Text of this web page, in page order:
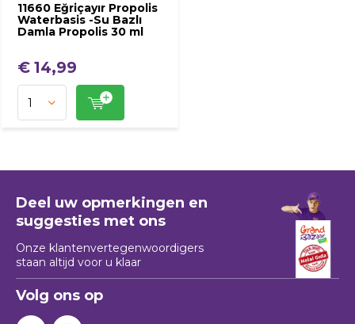
11660 Eğriçayır Propolis
Waterbasis -Su Bazlı
Damla Propolis 30 ml
€ 14,99
Deel uw opmerkingen en
suggesties met ons
Onze klantenvertegenwoordigers
staan ​​altijd voor u klaar
Volg ons op